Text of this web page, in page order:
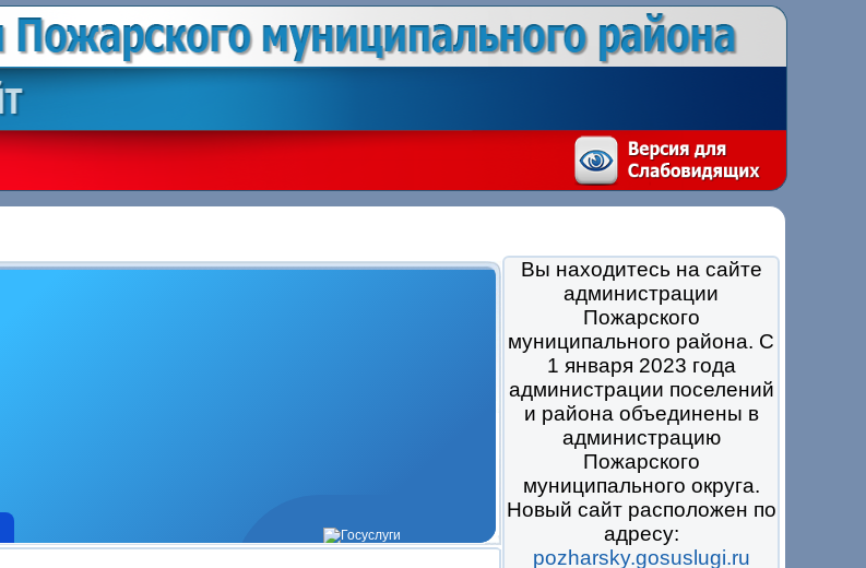
Вы находитесь на сайте
администрации
Пожарского
муниципального района. С
1 января 2023 года
администрации поселений
и района объединены в
администрацию
Пожарского
муниципального округа.
Новый сайт расположен по
адресу:
pozharsky.gosuslugi.ru